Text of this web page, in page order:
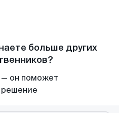
больше других
он поможет
решение